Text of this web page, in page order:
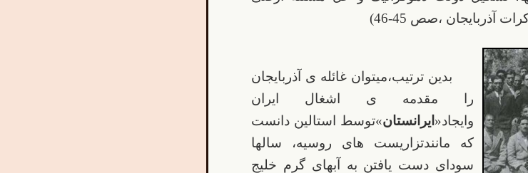
،صص 45-46)
بدین ترتیب،میتوان غائله ی آذربایجان
را مقدمه ی اشغال ایران
وایجاد« ایرانستان»توسط استالین دانست
که مانندتزاریست های روسیه، سالها
سودای دست یافتن به آبهای گرم خلیج